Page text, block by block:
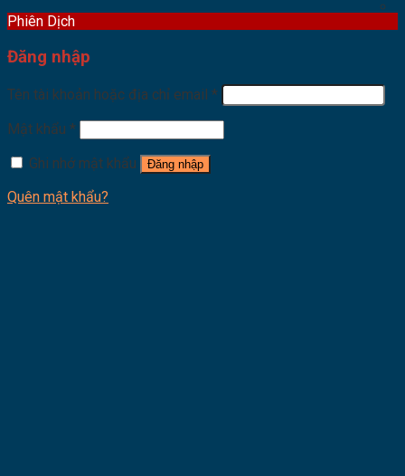
Phiên Dịch
Đăng nhập
Tên tài khoản hoặc địa chỉ email *
Mật khẩu *
Ghi nhớ mật khẩu
Đăng nhập
Quên mật khẩu?